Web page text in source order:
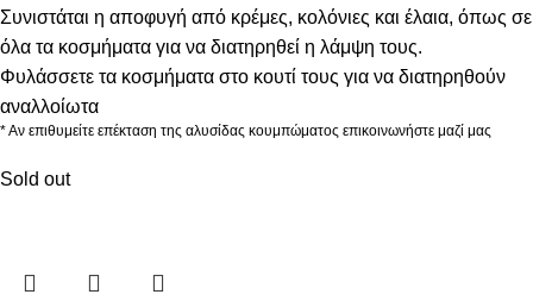
Συνιστάται η αποφυγή από κρέμες, κολόνιες και έλαια, όπως σε
όλα τα κοσμήματα για να διατηρηθεί η λάμψη τους.
Φυλάσσετε τα κοσμήματα στο κουτί τους για να διατηρηθούν
αναλλοίωτα
* Αν επιθυμείτε επέκταση της αλυσίδας κουμπώματος επικοινωνήστε μαζί μας
Sold out